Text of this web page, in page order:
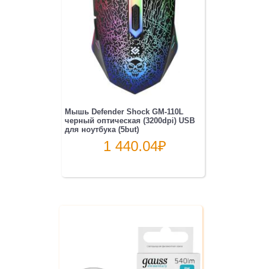
Мышь Defender Shock GM-110L
черный оптическая (3200dpi) USB
для ноутбука (5but)
1 440.04₽